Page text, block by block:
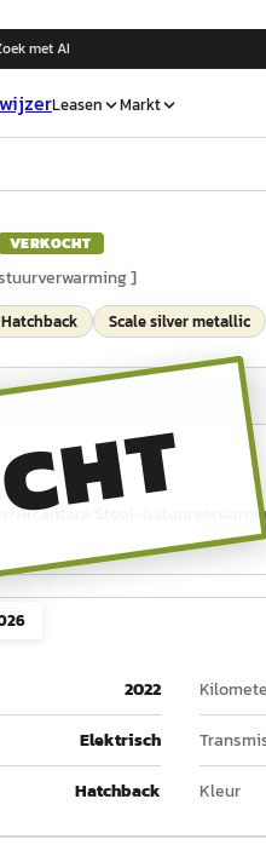
met AI
Leasen Markt
VERKOCHT
]
Hatchback Scale silver metallic
Alcantara Stoel-
2022
Elektrisch
Hatchback Kleur